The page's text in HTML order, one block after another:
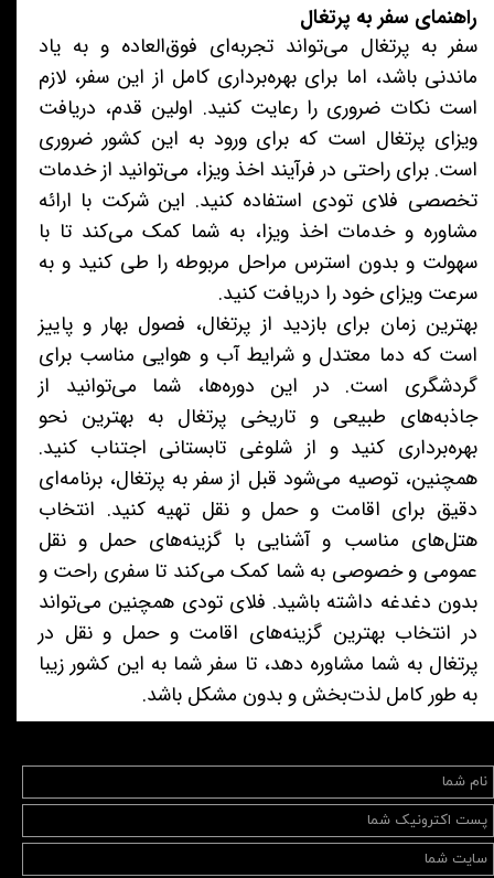
راهنمای سفر به پرتغال
سفر به پرتغال می‌تواند تجربه‌ای فوق‌العاده و به یاد
ماندنی باشد، اما برای بهره‌برداری کامل از این سفر، لازم
است نکات ضروری را رعایت کنید. اولین قدم، دریافت
ویزای پرتغال است که برای ورود به این کشور ضروری
است. برای راحتی در فرآیند اخذ ویزا، می‌توانید از خدمات
تخصصی فلای تودی استفاده کنید. این شرکت با ارائه
مشاوره و خدمات اخذ ویزا، به شما کمک می‌کند تا با
سهولت و بدون استرس مراحل مربوطه را طی کنید و به
سرعت ویزای خود را دریافت کنید.
بهترین زمان برای بازدید از پرتغال، فصول بهار و پاییز
است که دما معتدل و شرایط آب و هوایی مناسب برای
گردشگری است. در این دوره‌ها، شما می‌توانید از
جاذبه‌های طبیعی و تاریخی پرتغال به بهترین نحو
بهره‌برداری کنید و از شلوغی تابستانی اجتناب کنید.
همچنین، توصیه می‌شود قبل از سفر به پرتغال، برنامه‌ای
دقیق برای اقامت و حمل و نقل تهیه کنید. انتخاب
هتل‌های مناسب و آشنایی با گزینه‌های حمل و نقل
عمومی و خصوصی به شما کمک می‌کند تا سفری راحت و
بدون دغدغه داشته باشید. فلای تودی همچنین می‌تواند
در انتخاب بهترین گزینه‌های اقامت و حمل و نقل در
پرتغال به شما مشاوره دهد، تا سفر شما به این کشور زیبا
به طور کامل لذت‌بخش و بدون مشکل باشد.